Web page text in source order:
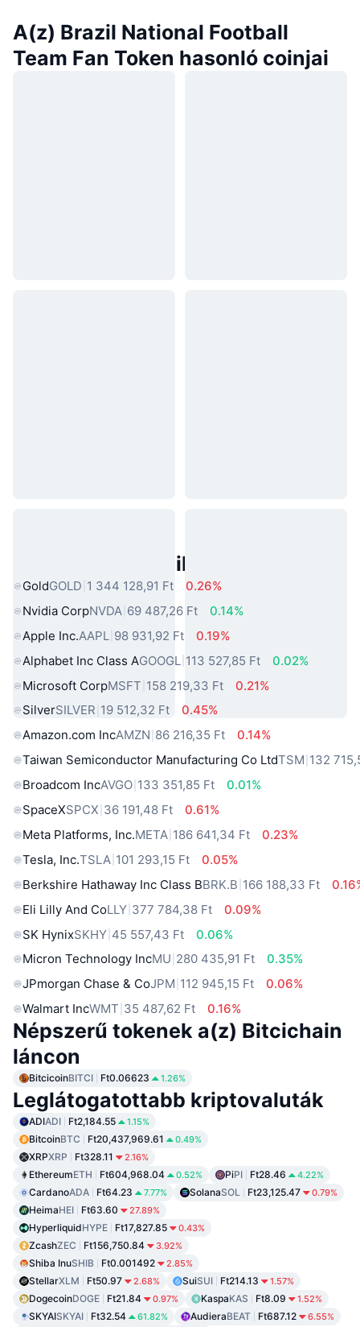
A(z) Brazil National Football
Team Fan Token hasonló coinjai
Népszerű Való Világbeli Eszközök
GoldGOLD 1 344 128,91 Ft
0.26%
Nvidia CorpNVDA 69 487,26 Ft
0.14%
Apple Inc.AAPL 98 931,92 Ft
0.19%
Alphabet Inc Class AGOOGL 113 527,85 Ft
0.02%
Microsoft CorpMSFT 158 219,33 Ft
0.21%
SilverSILVER 19 512,32 Ft
0.45%
Amazon.com IncAMZN 86 216,35 Ft
0.14%
Taiwan Semiconductor Manufacturing Co LtdTSM 132
Broadcom IncAVGO 133 351,85 Ft
0.01%
SpaceXSPCX 36 191,48 Ft
0.61%
Meta Platforms, Inc.META 186 641,34 Ft
0.23%
Tesla, Inc.TSLA 101 293,15 Ft
0.05%
Berkshire Hathaway Inc Class BBRK.B 166 188,33 Ft
Eli Lilly And CoLLY 377 784,38 Ft
0.09%
SK HynixSKHY 45 557,43 Ft
0.06%
Micron Technology IncMU 280 435,91 Ft
0.35%
JPmorgan Chase & CoJPM 112 945,15 Ft
0.06%
Walmart IncWMT 35 487,62 Ft 0.16%
Népszerű tokenek a(z) Bitcichain
láncon
BitcicoinBITCI Ft0.06623 1.26%
Leglátogatottabb kriptovaluták
ADIADI Ft2,184.55 1.15%
BitcoinBTC Ft20,437,969.61 0.49%
XRPXRP Ft328.11 2.16%
EthereumETH Ft604,968.04 0.52% PiPI Ft28.46 4.22%
CardanoADA Ft64.23 7.77% SolanaSOL Ft23,125.47 0.79%
HeimaHEI Ft63.60 27.89%
HyperliquidHYPE Ft17,827.85 0.43%
ZcashZEC Ft156,750.84 3.92%
Shiba InuSHIB Ft0.001492 2.85%
StellarXLM Ft50.97 2.68% SuiSUI Ft214.13 1.57%
DogecoinDOGE Ft21.84 0.97% KaspaKAS Ft8.09 1.52%
SKYAISKYAI Ft32.54 61.82% AudieraBEAT Ft687.12 6.55%